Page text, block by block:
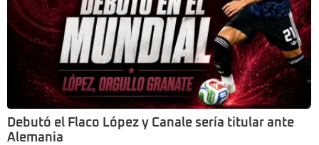
Debutó el Flaco López y Canale sería titular ante
Alemania